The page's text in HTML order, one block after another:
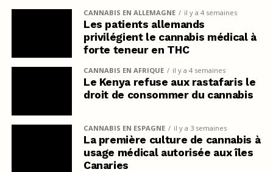
CANNABIS EN ALLEMAGNE il y a 4 semaines
Les patients allemands
privilégient le cannabis médical à
forte teneur en THC
CANNABIS EN AFRIQUE il y a 4 semaines
Le Kenya refuse aux rastafaris le
droit de consommer du cannabis
CANNABIS EN ESPAGNE il y a 3 semaines
La première culture de cannabis à
usage médical autorisée aux îles
Canaries